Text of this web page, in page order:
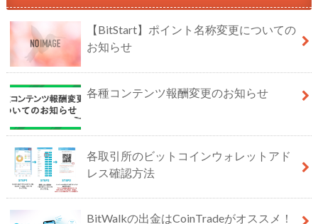
【BitStart】ポイント名称変更についての
お知らせ
各種コンテンツ報酬変更のお知らせ
各取引所のビットコインウォレットアド
レス確認方法
BitWalkの出金はCoinTradeがオススメ！